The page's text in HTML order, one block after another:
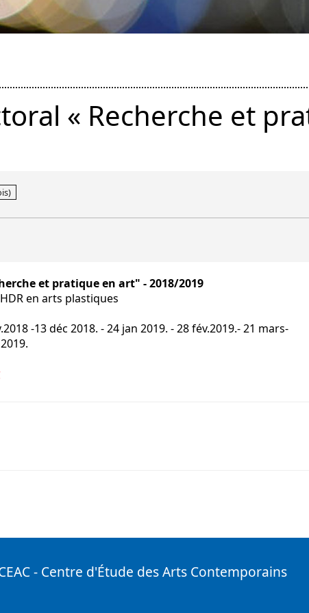
« Recherche et
et pratique en art" - 2018/2019
en arts plastiques
-13 déc 2018. - 24 jan 2019. - 28 fév.2019.- 21 mars-
- Centre d'Étude des Arts Contemporains